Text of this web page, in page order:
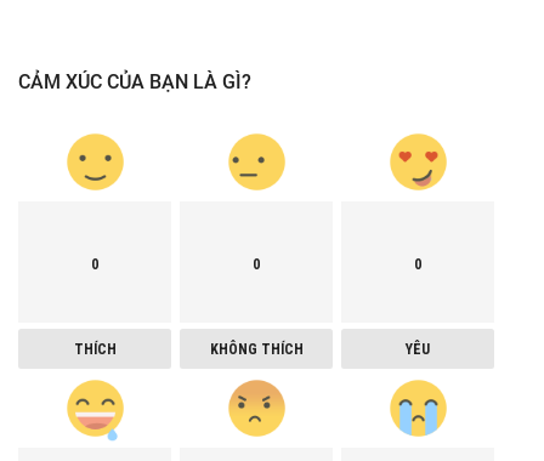
CẢM XÚC CỦA BẠN LÀ GÌ?
0
THÍCH
0
KHÔNG THÍCH
0
YÊU